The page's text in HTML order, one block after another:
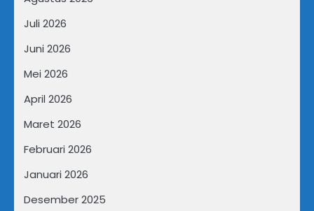
Juli 2026
Juni 2026
Mei 2026
April 2026
Maret 2026
Februari 2026
Januari 2026
Desember 2025